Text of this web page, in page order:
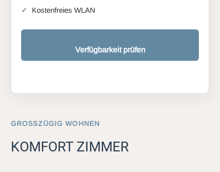
Kostenfreies WLAN
Verfügbarkeit prüfen
GROSSZÜGIG WOHNEN
KOMFORT ZIMMER